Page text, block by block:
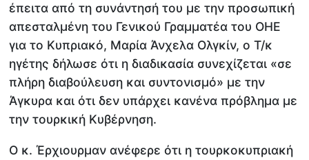
έπειτα από τη συνάντησή του με την προσωπική
απεσταλμένη του Γενικού Γραμματέα του ΟΗΕ
για το Κυπριακό, Μαρία Άνχελα Ολγκίν, ο Τ/κ
ηγέτης δήλωσε ότι η διαδικασία συνεχίζεται «σε
πλήρη διαβούλευση και συντονισμό» με την
Άγκυρα και ότι δεν υπάρχει κανένα πρόβλημα με
την τουρκική Κυβέρνηση.
Ο κ. Έρχιουρμαν ανέφερε ότι η τουρκοκυπριακή